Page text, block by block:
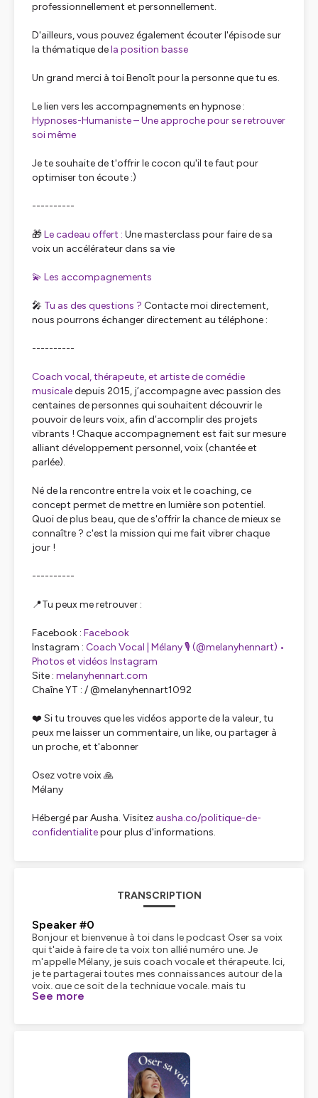
professionnellement et personnellement.
D'ailleurs, vous pouvez également écouter l'épisode sur
la thématique dela position basse
Un grand merci à toi Benoît pour la personne que tu es.
Le lien vers les accompagnements en hypnose :
Hypnoses-Humaniste – Une approche pour se retrouver
soi même
Je te souhaite de t'offrir le cocon qu'il te faut pour
optimiser ton écoute :)
----------
🎁Le cadeau offert : Une masterclass pour faire de sa
voix un accélérateur dans sa vie
💫 Les accompagnements
🎤 Tu as des questions ? Contacte moi directement,
nous pourrons échanger directement au téléphone :
----------
Coach vocal, thérapeute, et artiste de comédie
musicaledepuis 2015, j’accompagne avec passion des
centaines de personnes qui souhaitent découvrir le
pouvoir de leurs voix, afin d’accomplir des projets
vibrants ! Chaque accompagnement est fait sur mesure
alliant développement personnel, voix (chantée et
parlée).
Né de la rencontre entre la voix et le coaching, ce
concept permet de mettre en lumière son potentiel.
Quoi de plus beau, que de s'offrir la chance de mieux se
connaître ? c'est la mission qui me fait vibrer chaque
jour !
----------
📍Tu peux me retrouver :
Facebook : Facebook
Instagram : Coach Vocal | Mélany 🎙 (@melanyhennart) •
Photos et vidéos Instagram
Site : melanyhennart.com
Chaîne YT : / @melanyhennart1092
❤️ Si tu trouves que les vidéos apporte de la valeur, tu
peux me laisser un commentaire, un like, ou partager à
un proche, et t'abonner
Osez votre voix 🙏
Mélany
Hébergé par Ausha. Visitez ausha.co/politique-de-
confidentialitepour plus d'informations.
TRANSCRIPTION
Speaker #0
Bonjour et bienvenue à toi dans le podcast Oser sa voix
qui t'aide à faire de ta voix ton allié numéro une. Je
m'appelle Mélany, je suis coach vocale et thérapeute. Ici,
je te partagerai toutes mes connaissances autour de la
voix, que ce soit de la technique vocale, mais tu
comprendras qu'à mes yeux, la voix, c'est beaucoup
et prenons notre place, vocalement et physiquement
parlant, ensemble, transformons-nous. Allez,
See more